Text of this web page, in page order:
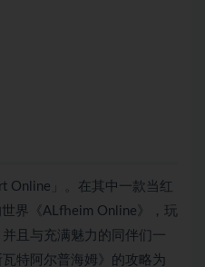
Online」。在其中一款当红
界《ALfheim Online》，玩
且与充满魅力的同伴们一
特阿尔普海姆》的攻略为